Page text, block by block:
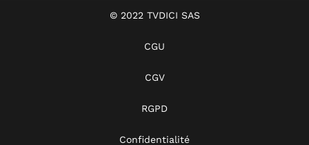
© 2022 TVDICI SAS
CGU
CGV
RGPD
Confidentialité